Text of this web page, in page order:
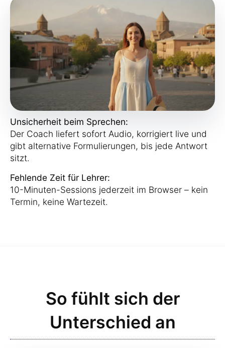
Unsicherheit beim Sprechen:
Der Coach liefert sofort Audio, korrigiert live und
gibt alternative Formulierungen, bis jede Antwort
sitzt.
Fehlende Zeit für Lehrer:
10-Minuten-Sessions jederzeit im Browser – kein
Termin, keine Wartezeit.
So fühlt sich der
Unterschied an